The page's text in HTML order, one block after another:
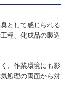
として感じられる
程、化成品の製造
、作業環境にも影
処理の両面から対